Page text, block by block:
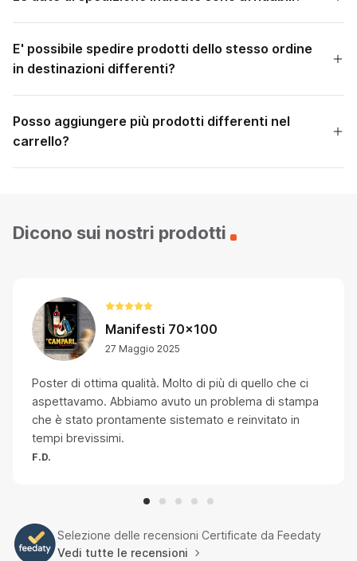
E' possibile spedire prodotti dello stesso ordine
in destinazioni differenti?
Posso aggiungere più prodotti differenti nel
carrello?
Dicono sui nostri prodotti
Manifesti 70x100
27 Maggio 2025
Poster di ottima qualità. Molto di più di quello che ci
aspettavamo. Abbiamo avuto un problema di stampa
che è stato prontamente sistemato e reinvitato in
tempi brevissimi.
F.D.
Selezione delle recensioni Certificate da Feedaty
Vedi tutte le recensioni